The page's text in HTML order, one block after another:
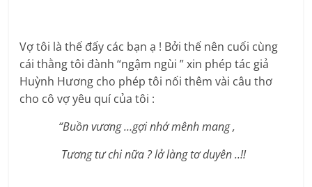
Vợ tôi là thế đấy các bạn ạ ! Bởi thế nên cuối cùng
cái thằng tôi đành “ngậm ngùi ” xin phép tác giả
Huỳnh Hương cho phép tôi nối thêm vài câu thơ
cho cô vợ yêu quí của tôi :
“Buồn vương …gợi nhớ mênh mang ,
Tương tư chi nữa ? lở làng tơ duyên ..!!